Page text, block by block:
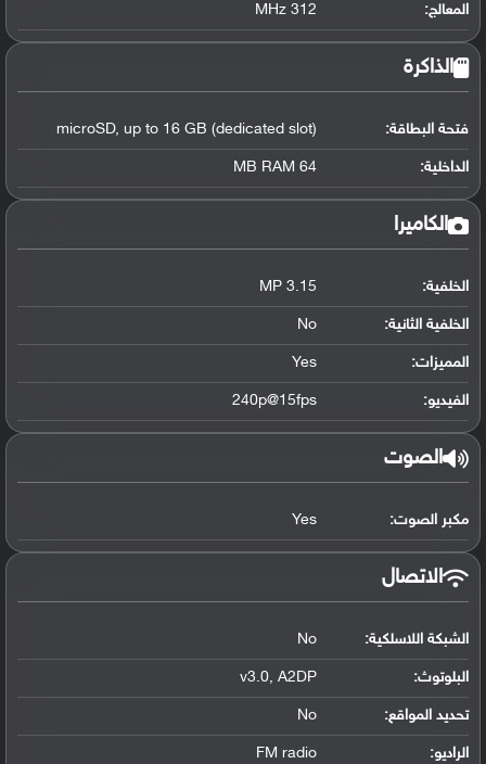
المعالج:
312 MHz
الذاكرة
فتحة البطاقة: microSD, up to 16 GB (dedicated slot)
الداخلية: 64 MB RAM
الكاميرا
الخلفية: 3.15 MP
الخلفية الثانية: No
المميزات: Yes
الفيديو: 240p@15fps
الصوت
مكبر الصوت: Yes
الاتصال
الشبكة اللاسلكية: No
البلوتوث:
v3.0, A2DP
تحديد المواقع:
No
الراديو: FM radio